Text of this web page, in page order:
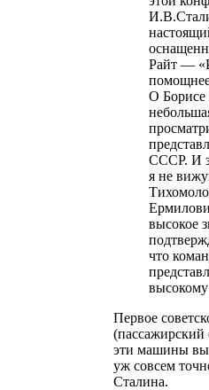
Райт —
О Борисе
СССР. И
я не
высокое
что
Первое
(пассажирский
эти машины
уж совсем
Сталина.